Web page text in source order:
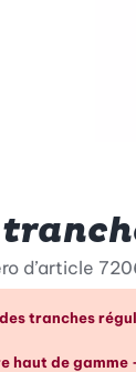
d’article
tranches
haut de gamme